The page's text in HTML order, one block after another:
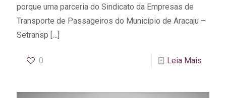
porque uma parceria do Sindicato da Empresas de
Transporte de Passageiros do Município de Aracaju –
Setransp […]
0 Leia Mais